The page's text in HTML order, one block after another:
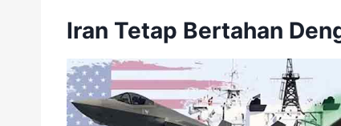
Iran Tetap Bertahan